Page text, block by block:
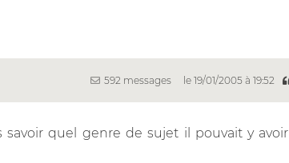
592 messages le 19/01/2005 à 19:52
quel genre de sujet il pouvait y avoir